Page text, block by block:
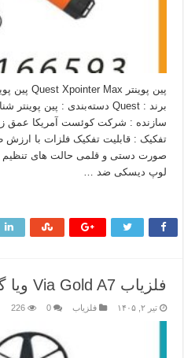
تفکیک : قابلیت تفکیک فلزات با
صورت دستی و قلمی حالت های تنظیم
لوپ دیسکی ضد …
فلزیاب Via Gold A7 ویا گلد
تیر ۲, ۱۴۰۵ فلزیاب 0
226